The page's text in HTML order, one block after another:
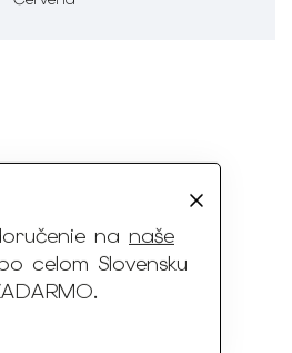
na naše
celom Slovensku
.